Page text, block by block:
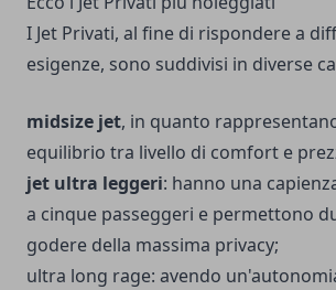
I Jet Privati, al fine di rispondere a
esigenze, sono suddivisi in diverse
midsize jet, in quanto
equilibrio tra livello di comfort e
jet ultra leggeri: hanno una
a cinque passeggeri e permettono
godere della massima privacy;
ultra long rage: avendo